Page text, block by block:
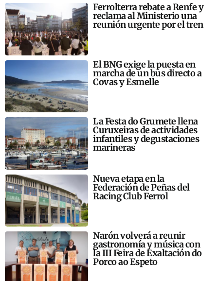
Ferrolterra rebate a Renfe y
reclama al Ministerio una
reunión urgente por el tren
El BNG exige la puesta en
marcha de un bus directo a
Covas y Esmelle
La Festa do Grumete llena
Curuxeiras de actividades
infantiles y degustaciones
marineras
Nueva etapa en la
Federación de Peñas del
Racing Club Ferrol
Narón volverá a reunir
gastronomía y música con
la III Feira de Exaltación do
Porco ao Espeto